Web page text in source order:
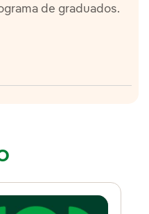
de graduados.
abra em uma nova aba.